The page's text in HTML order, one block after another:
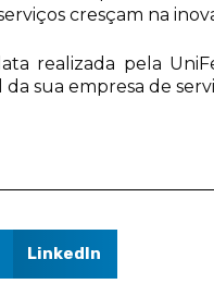
cresçam na
realizada pela
empresa de
LinkedIn